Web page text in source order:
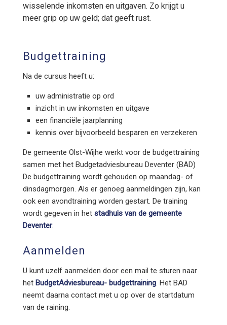
wisselende inkomsten en uitgaven. Zo krijgt u
meer grip op uw geld; dat geeft rust.
Budgettraining
Na de cursus heeft u:
uw administratie op ord
inzicht in uw inkomsten en uitgave
een financiële jaarplanning
kennis over bijvoorbeeld besparen en verzekeren
De gemeente Olst-Wijhe werkt voor de budgettraining
samen met het Budgetadviesbureau Deventer (BAD)
De budgettraining wordt gehouden op maandag- of
dinsdagmorgen. Als er genoeg aanmeldingen zijn, kan
ook een avondtraining worden gestart. De training
wordt gegeven in het stadhuis van de gemeente
Deventer.
Aanmelden
U kunt uzelf aanmelden door een mail te sturen naar
het BudgetAdviesbureau- budgettraining. Het BAD
neemt daarna contact met u op over de startdatum
van de raining.